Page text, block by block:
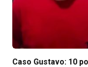
Caso Gustavo: 10